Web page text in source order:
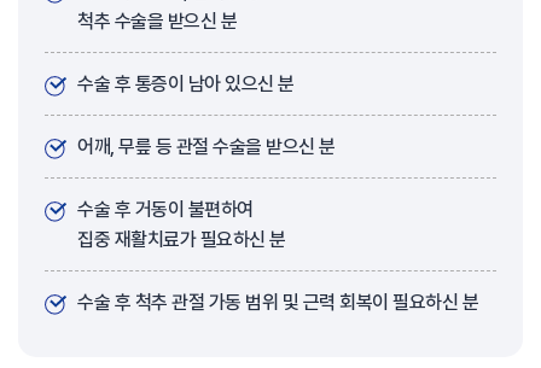
척추 수술을 받으신 분
수술 후 통증이 남아 있으신 분
어깨, 무릎 등 관절 수술을 받으신 분
수술 후 거동이 불편하여
집중 재활치료가 필요하신 분
수술 후 척추 관절 가동 범위 및 근력 회복이 필요하신 분